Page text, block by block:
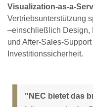
Visualization-as-a-
Vertriebsunterstützung
–einschließlich Design,
und After-Sales-
Investitionssicherheit.
"NEC bietet das